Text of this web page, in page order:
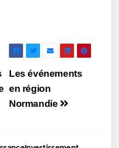
Les événements
en région
Normandie